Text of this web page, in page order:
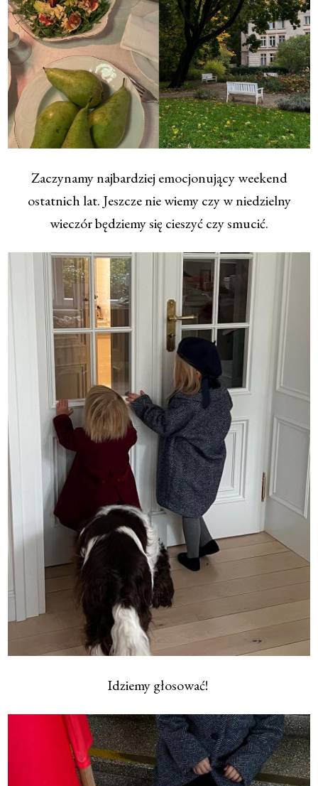
Zaczynamy najbardziej emocjonujący weekend
ostatnich lat. Jeszcze nie wiemy czy w niedzielny
wieczór będziemy się cieszyć czy smucić.
Idziemy głosować!